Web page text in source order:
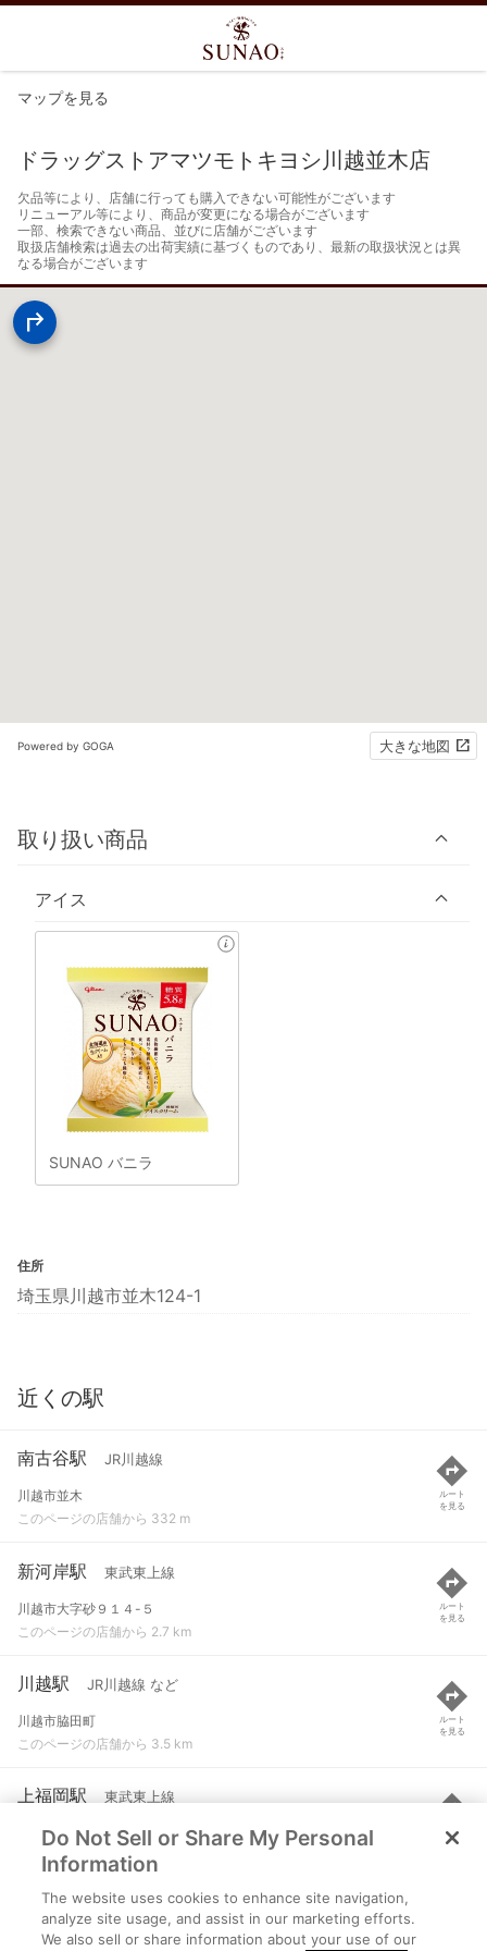
マップを見る
ドラッグストアマツモトキヨシ川越並木店
欠品等により、店舗に行っても購入できない可能性がございます
リニューアル等により、商品が変更になる場合がございます
一部、検索できない商品、並びに店舗がございます
取扱店舗検索は過去の出荷実績に基づくものであり、最新の取扱状況とは異
なる場合がございます
Powered by GOGA 大きな地図
取り扱い商品
アイス
SUNAO バニラ
住所
埼玉県川越市並木124-1
近くの駅
南古谷駅 JR川越線
川越市並木
このページの店舗から 332 m
ルート
を見る
新河岸駅 東武東上線
川越市大字砂９１４-５
このページの店舗から 2.7 km
ルート
を見る
川越駅 JR川越線 など
川越市脇田町
このページの店舗から 3.5 km
ルート
を見る
上福岡駅 東武東上線
ふじみ野市上福岡１-１-１
このページの店舗から 3.6 km
ルート
を見る
本川越駅 西武新宿線
川越市新富町１-２２
Do Not Sell or Share My Personal
Information
The website uses cookies to enhance site navigation,
analyze site usage, and assist in our marketing efforts.
We also sell or share information about your use of our